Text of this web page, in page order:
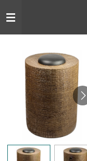
Hauptinhalt
springen